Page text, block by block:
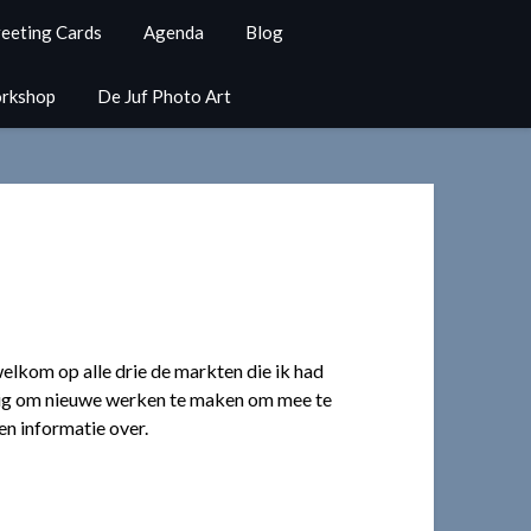
Cards Agenda Blog
De Juf Photo Art
op alle drie de markten die ik had
om nieuwe werken te maken om mee te
informatie over.